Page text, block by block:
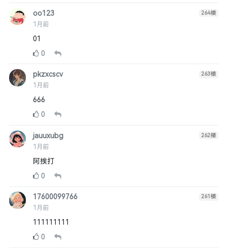
oo123
1月前
264楼
01
0
pkzxcscv
1月前
263楼
666
0
jauuxubg
1月前
262楼
阿挨打
0
17600099766
1月前
261楼
111111111
0